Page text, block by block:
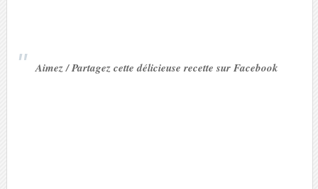
Aimez / Partagez cette délicieuse recette sur Facebook